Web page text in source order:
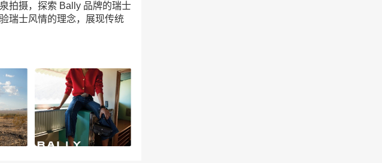
拍摄，探索 Bally 品牌的瑞士
瑞士风情的理念，展现传统